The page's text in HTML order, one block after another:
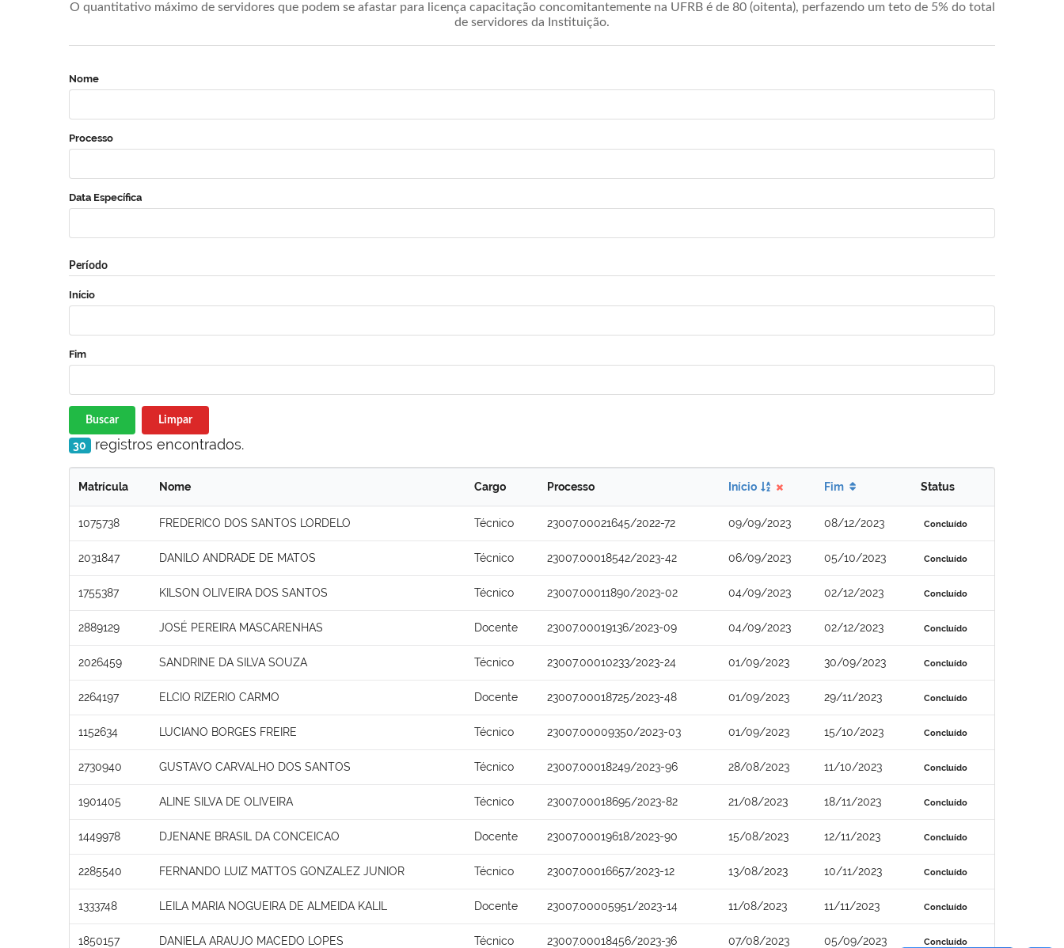
O quantitativo máximo de servidores que podem se afastar para licença capacitação concomitantemente na UFRB é de 80 (oitenta), perfazendo um teto de 5% do total
de servidores da Instituição.
Nome
Processo
Data Específica
Período
Início
Fim
Buscar Limpar
30 registros encontrados.
Matrícula Nome Cargo Processo Início Fim Status
1075738 FREDERICO DOS SANTOS LORDELO Técnico 23007.00021645/2022-72 09/09/2023 08/12/2023 Concluído
2031847 DANILO ANDRADE DE MATOS Técnico 23007.00018542/2023-42 06/09/2023 05/10/2023 Concluído
1755387 KILSON OLIVEIRA DOS SANTOS Técnico 23007.00011890/2023-02 04/09/2023 02/12/2023 Concluído
2889129 JOSÉ PEREIRA MASCARENHAS Docente 23007.00019136/2023-09 04/09/2023 02/12/2023 Concluído
2026459 SANDRINE DA SILVA SOUZA Técnico 23007.00010233/2023-24 01/09/2023 30/09/2023 Concluído
2264197 ELCIO RIZERIO CARMO Docente 23007.00018725/2023-48 01/09/2023 29/11/2023 Concluído
1152634 LUCIANO BORGES FREIRE Técnico 23007.00009350/2023-03 01/09/2023 15/10/2023 Concluído
2730940 GUSTAVO CARVALHO DOS SANTOS Técnico 23007.00018249/2023-96 28/08/2023 11/10/2023 Concluído
1901405 ALINE SILVA DE OLIVEIRA Técnico 23007.00018695/2023-82 21/08/2023 18/11/2023 Concluído
1449978 DJENANE BRASIL DA CONCEICAO Docente 23007.00019618/2023-90 15/08/2023 12/11/2023 Concluído
2285540 FERNANDO LUIZ MATTOS GONZALEZ JUNIOR Técnico 23007.00016657/2023-12 13/08/2023 10/11/2023 Concluído
1333748 LEILA MARIA NOGUEIRA DE ALMEIDA KALIL Docente 23007.00005951/2023-14 11/08/2023 11/11/2023 Concluído
1850157 DANIELA ARAUJO MACEDO LOPES Técnico 23007.00018456/2023-36 07/08/2023 05/09/2023 Concluído